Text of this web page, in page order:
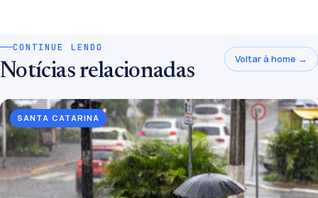
CONTINUE LENDO
Notícias relacionadas
Voltar à home →
SANTA CATARINA